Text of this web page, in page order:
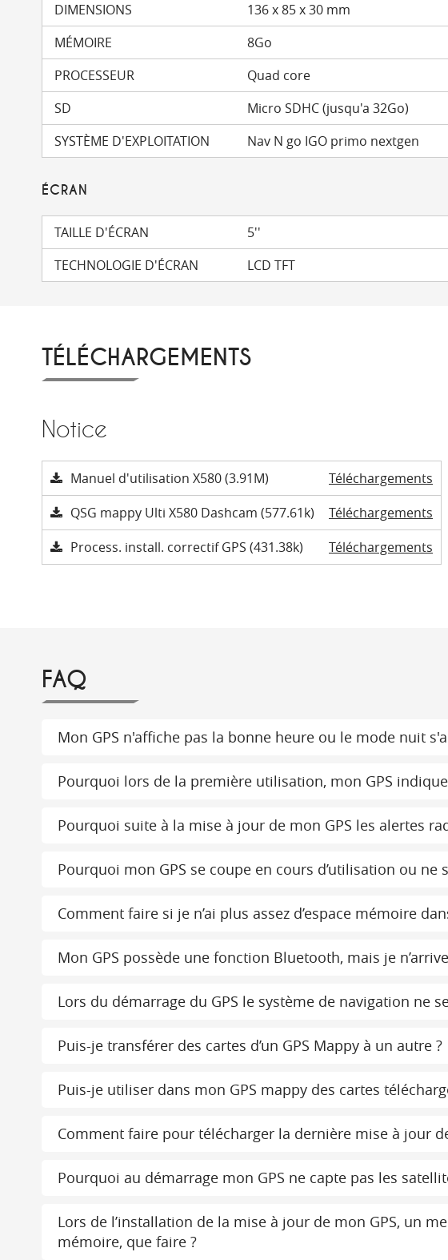
DIMENSIONS
136 x 85 x 30 mm
MÉMOIRE
8Go
PROCESSEUR
Quad core
SD
Micro SDHC (jusqu'a 32Go)
SYSTÈME D'EXPLOITATION
Nav N go IGO primo nextgen
ÉCRAN
TAILLE D'ÉCRAN
5''
TECHNOLOGIE D'ÉCRAN
LCD TFT
TÉLÉCHARGEMENTS
Notice
Manuel d'utilisation X580 (3.91M)
Téléchargements
QSG mappy Ulti X580 Dashcam (577.61k)
Téléchargements
Process. install. correctif GPS (431.38k)
Téléchargements
FAQ
Mon GPS n'affiche pas la bonne heure ou le mode nuit
Pourquoi lors de la première utilisation, mon GPS
Pourquoi suite à la mise à jour de mon GPS les alertes
Pourquoi mon GPS se coupe en cours d’utilisation ou ne
Comment faire si je n’ai plus assez d’espace mémoire
Mon GPS possède une fonction Bluetooth, mais je
Lors du démarrage du GPS le système de navigation ne
Puis-je transférer des cartes d’un GPS Mappy à un autre ?
Puis-je utiliser dans mon GPS mappy des cartes
Comment faire pour télécharger la dernière mise à jour
Pourquoi au démarrage mon GPS ne capte pas les
Lors de l’installation de la mise à jour de mon GPS, un
mémoire, que faire ?